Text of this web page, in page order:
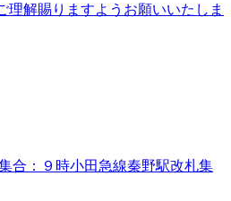
解賜りますようお願いいたしま
合：９時小田急線秦野駅改札集